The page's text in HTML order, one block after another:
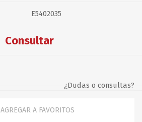
E5402035
Consultar
¿Dudas o consultas?
AGREGAR A FAVORITOS